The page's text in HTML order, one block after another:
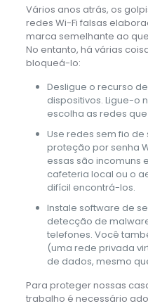
Vários anos atrás, os
redes Wi-Fi falsas
marca semelhante ao
No entanto, há várias
bloqueá-lo:
Desligue o recurso
dispositivos. Ligue-o
escolha as redes
Use redes sem fio
proteção por senha
essas são incomuns
cafeteria local ou o
difícil encontrá-los.
Instale software de
detecção de
telefones. Você
(uma rede privada
de dados, mesmo
Para proteger nossas
trabalho é necessário